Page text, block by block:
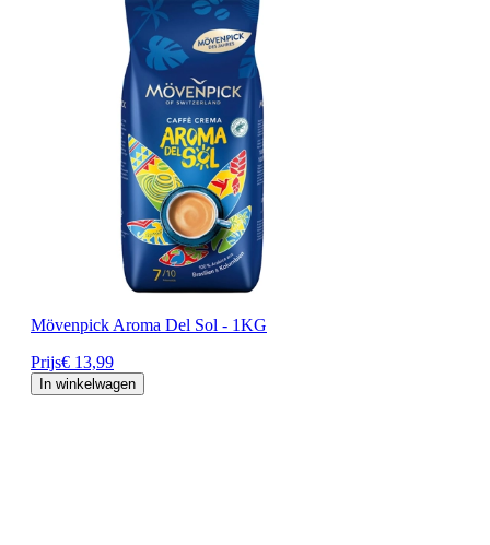
Mövenpick Aroma Del Sol - 1KG
Prijs€ 13,99
In winkelwagen